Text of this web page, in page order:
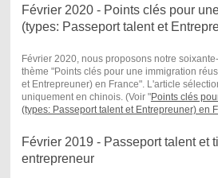
Février 2020 - Points clés pour
(types: Passeport talent et
Février 2020, nous proposons notre
thème "Points clés pour une immigration
et Entrepreuner) en France". L'article
uniquement en chinois. (Voir "Points clés
(types: Passeport talent et Entrepreuner) en
Février 2019 - Passeport talent et
entrepreneur